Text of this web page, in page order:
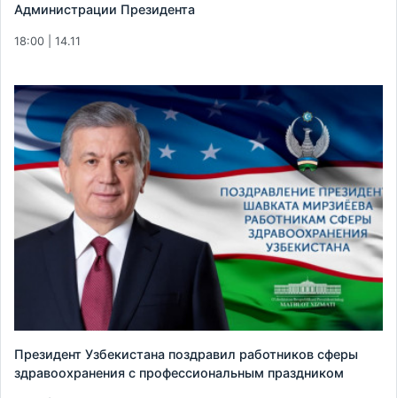
Администрации Президента
18:00 | 14.11
Президент Узбекистана поздравил работников сферы
здравоохранения с профессиональным праздником